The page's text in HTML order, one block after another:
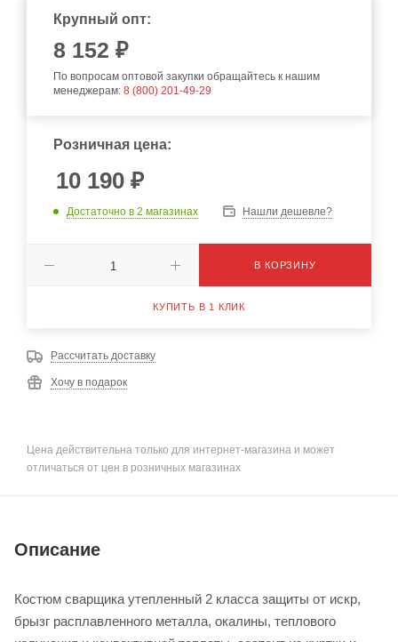
Крупный опт:
8 152 ₽
По вопросам оптовой закупки обращайтесь к нашим
менеджерам: 8 (800) 201-49-29
Розничная цена:
10 190 ₽
Достаточно в 2 магазинах Нашли дешевле?
В КОРЗИНУ
КУПИТЬ В 1 КЛИК
Рассчитать доставку
Хочу в подарок
Цена действительна только для интернет-магазина и может
отличаться от цен в розничных магазинах
Описание
Костюм сварщика утепленный 2 класса защиты от искр,
брызг расплавленного металла, окалины, теплового